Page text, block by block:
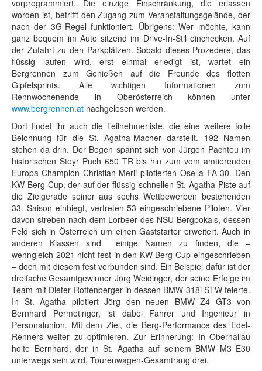
vorprogrammiert. Die einzige Einschränkung, die erlassen
worden ist, betrifft den Zugang zum Veranstaltungsgelände, der
nach der 3G-Regel funktioniert. Übrigens: Wer möchte, kann
ganz bequem im Auto sitzend im Drive-In-Stil einchecken. Auf
der Zufahrt zu den Parkplätzen. Sobald dieses Prozedere, das
flüssig laufen wird, erst einmal erledigt ist, wartet ein
Bergrennen zum Genießen auf die Freunde des flotten
Gipfelsprints. Alle wichtigen Informationen zum
Rennwochenende in Oberösterreich können unter
www.bergrennen.at nachgelesen werden.
Dort findet ihr auch die Teilnehmerliste, die eine weitere tolle
Belohnung für die St. Agatha-Macher darstellt. 192 Namen
stehen da drin. Der Bogen spannt sich von Jürgen Pachteu im
historischen Steyr Puch 650 TR bis hin zum vom amtierenden
Europa-Champion Christian Merli pilotierten Osella FA 30. Den
KW Berg-Cup, der auf der flüssig-schnellen St. Agatha-Piste auf
die Zielgerade seiner aus sechs Wettbewerben bestehenden
33. Saison einbiegt, vertreten 53 eingeschriebene Piloten. Vier
davon streben nach dem Lorbeer des NSU-Bergpokals, dessen
Feld sich in Österreich um einen Gaststarter erweitert. Auch in
anderen Klassen sind einige Namen zu finden, die –
wenngleich 2021 nicht fest in den KW Berg-Cup eingeschrieben
– doch mit diesem fest verbunden sind. Ein Beispiel dafür ist der
dreifache Gesamtgewinner Jörg Weidinger, der seine Erfolge im
Team mit Dieter Rottenberger in dessen BMW 318i STW feierte.
In St. Agatha pilotiert Jörg den neuen BMW Z4 GT3 von
Bernhard Permetinger, ist dabei Fahrer und Ingenieur in
Personalunion. Mit dem Ziel, die Berg-Performance des Edel-
Renners weiter zu optimieren. Zur Erinnerung: In Oberhallau
holte Bernhard, der in St. Agatha auf seinem BMW M3 E30
unterwegs sein wird, Tourenwagen-Gesamtrang drei.